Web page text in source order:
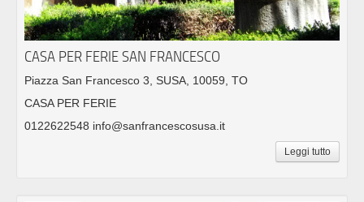
CASA PER FERIE SAN FRANCESCO
Piazza San Francesco 3, SUSA, 10059, TO
CASA PER FERIE
0122622548 info@sanfrancescosusa.it
Leggi tutto